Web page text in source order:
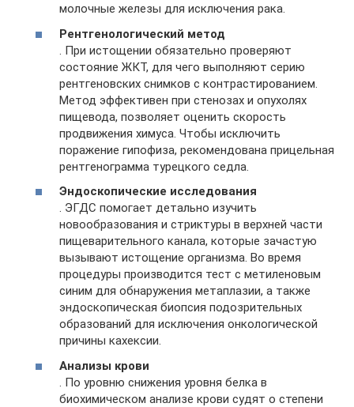
молочные железы для исключения рака.
Рентгенологический метод
. При истощении обязательно проверяют
состояние ЖКТ, для чего выполняют серию
рентгеновских снимков с контрастированием.
Метод эффективен при стенозах и опухолях
пищевода, позволяет оценить скорость
продвижения химуса. Чтобы исключить
поражение гипофиза, рекомендована прицельная
рентгенограмма турецкого седла.
Эндоскопические исследования
. ЭГДС помогает детально изучить
новообразования и стриктуры в верхней части
пищеварительного канала, которые зачастую
вызывают истощение организма. Во время
процедуры производится тест с метиленовым
синим для обнаружения метаплазии, а также
эндоскопическая биопсия подозрительных
образований для исключения онкологической
причины кахексии.
Анализы крови
. По уровню снижения уровня белка в
биохимическом анализе крови судят о степени